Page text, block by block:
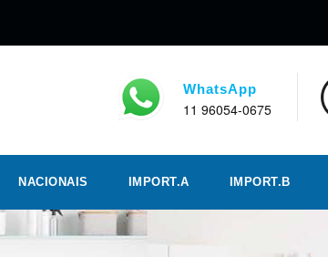
WhatsApp
11 96054-0675
NACIONAIS IMPORT.A IMPORT.B